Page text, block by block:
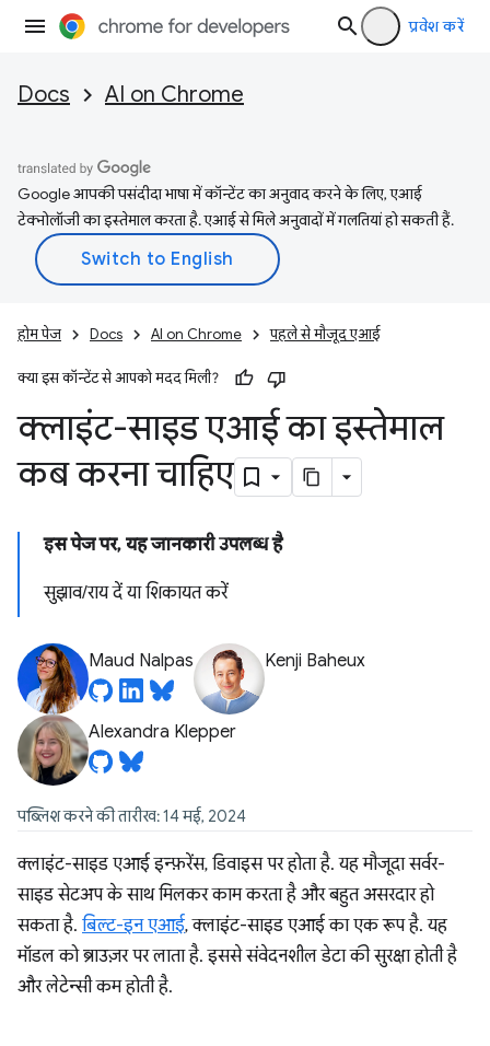
प्रवेश करें
Docs AI on Chrome
Google आपकी पसंदीदा भाषा में कॉन्टेंट का अनुवाद करने के लिए, एआई
टेक्नोलॉजी का इस्तेमाल करता है. एआई से मिले अनुवादों में गलतियां हो सकती हैं.
होम पेज Docs AI on Chrome पहले से मौजूद एआई
क्या इस कॉन्टेंट से आपको मदद मिली?
क्लाइंट-साइड एआई का इस्तेमाल
कब करना चाहिए
इस पेज पर, यह जानकारी उपलब्ध है
सुझाव/राय दें या शिकायत करें
Maud Nalpas Kenji Baheux
Alexandra Klepper
पब्लिश करने की तारीख: 14 मई, 2024
क्लाइंट-साइड एआई इन्फ़रेंस, डिवाइस पर होता है. यह मौजूदा सर्वर-
साइड सेटअप के साथ मिलकर काम करता है और बहुत असरदार हो
सकता है. बिल्ट-इन एआई, क्लाइंट-साइड एआई का एक रूप है. यह
मॉडल को ब्राउज़र पर लाता है. इससे संवेदनशील डेटा की सुरक्षा होती है
और लेटेन्सी कम होती है.